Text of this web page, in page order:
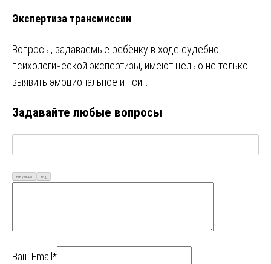
Экспертиза трансмиссии
Вопросы, задаваемые ребёнку в ходе судебно-
психологической экспертизы, имеют целью не только
выявить эмоциональное и пси…
Задавайте любые вопросы
Визуально Код
Ваш Email*